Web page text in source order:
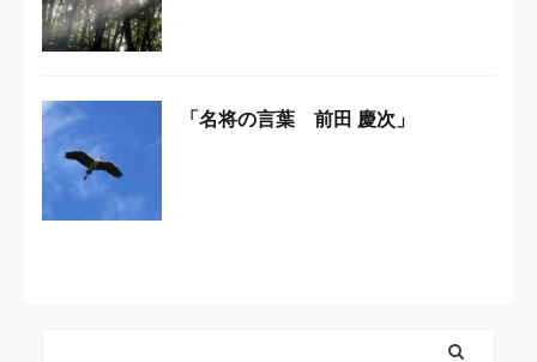
「名将の言葉 前田 慶次」